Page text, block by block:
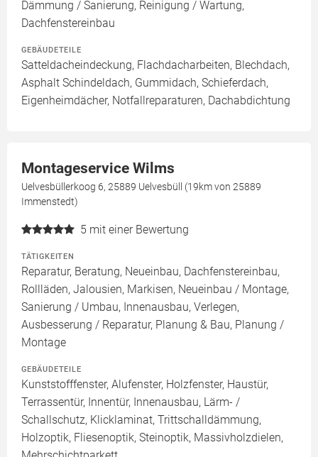
Dämmung / Sanierung, Reinigung / Wartung,
Dachfenstereinbau
GEBÄUDETEILE
Satteldacheindeckung, Flachdacharbeiten, Blechdach,
Asphalt Schindeldach, Gummidach, Schieferdach,
Eigenheimdächer, Notfallreparaturen, Dachabdichtung
Montageservice Wilms
Uelvesbüllerkoog 6, 25889 Uelvesbüll (19km von 25889
Immenstedt)
5 mit einer Bewertung
TÄTIGKEITEN
Reparatur, Beratung, Neueinbau, Dachfenstereinbau,
Rollläden, Jalousien, Markisen, Neueinbau / Montage,
Sanierung / Umbau, Innenausbau, Verlegen,
Ausbesserung / Reparatur, Planung & Bau, Planung /
Montage
GEBÄUDETEILE
Kunststofffenster, Alufenster, Holzfenster, Haustür,
Terrassentür, Innentür, Innenausbau, Lärm- /
Schallschutz, Klicklaminat, Trittschalldämmung,
Holzoptik, Fliesenoptik, Steinoptik, Massivholzdielen,